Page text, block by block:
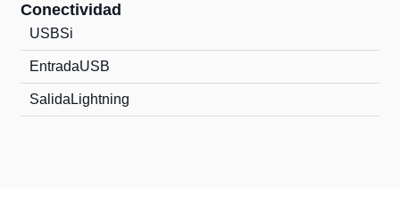
Conectividad
USBSi
EntradaUSB
Salida Lightning